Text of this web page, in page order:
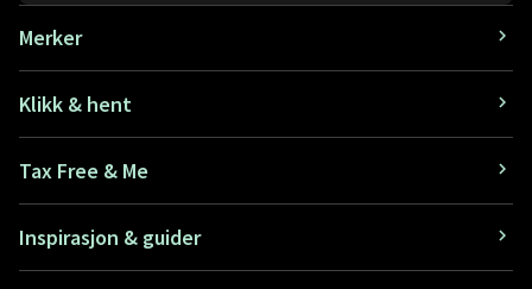
Merker
Klikk & hent
Tax Free & Me
Inspirasjon & guider